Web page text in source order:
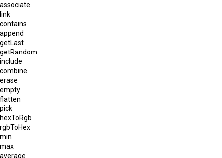
associate
link
contains
append
getLast
getRandom
include
combine
erase
empty
flatten
pick
hexToRgb
rgbToHex
min
max
average